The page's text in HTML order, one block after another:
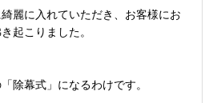
麗に入れていただき、お客様にお
起こりました。
除幕式」になるわけです。